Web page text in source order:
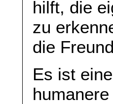
hilft, die
zu
die
Es ist